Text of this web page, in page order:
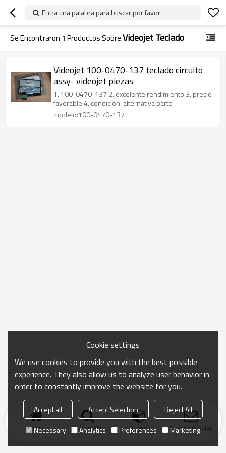
Entra una palabra para buscar por favor
Se Encontraron 1 Productos SobreVideojet Teclado
Videojet 100-0470-137 teclado circuito
assy- videojet piezas
1. 100-0470-137 2. excelente rendimiento 3. precio
favorable 4. condición: alternativa parte
modelo:100-0470-137
Inicio búsqueda categoría Enviar consulta
Cookie settings
We use cookies to provide you with the best possible
experience. They also allow us to analyze user behavior in
order to constantly improve the website for you.
Accept all Accept Selection
Reject All
Necessary
Analytics Preferences Marketing